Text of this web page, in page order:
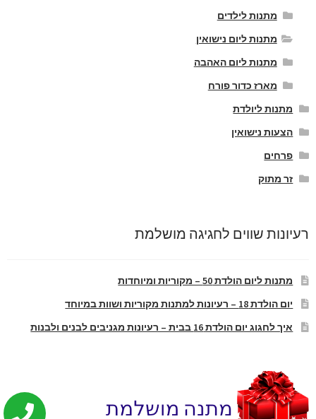
מתנות לילדים
מתנות ליום נישואין
מתנות ליום האהבה
מארז כדור פורח
מתנות ליולדת
הצעות נישואין
פרחים
זר מתוק
רעיונות שווים לחגיגה מושלמת
מתנות ליום הולדת 50 – מקוריות ומיוחדות
יום הולדת 18 – רעיונות למתנות מקוריות ושוות במיוחד
איך לחגוג יום הולדת 16 בבית – רעיונות מגניבים לבנים ולבנות